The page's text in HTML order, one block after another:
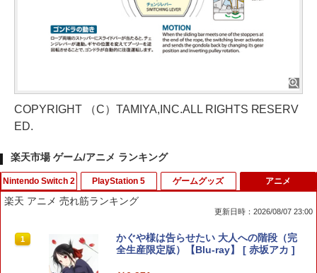
COPYRIGHT （C）TAMIYA,INC.ALL RIGHTS RESERV
ED.
楽天市場 ゲーム/アニメ ランキング
Nintendo Switch 2
1 ファイアーエムブレム 万紫千紅
PlayStation 5
1
PS5 スティックカバー コントローラー
交換用 スティックキャップ PS4 コント
ゲームグッズ
1
【中古】メタルギア ソリッド ピースウ
ォーカー - PSP
アニメ
楽天 アニメ 売れ筋ランキング
更新日時：2026/08/07 23:00
1
かぐや様は告らせたい 大人への階段（完
全生産限定版）【Blu-ray】 [ 赤坂アカ ]